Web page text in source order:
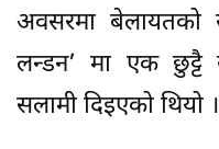
अवसरमा बेलायतको
लन्डन’ मा एक छुट्टै
सलामी दिइएको थियो ।